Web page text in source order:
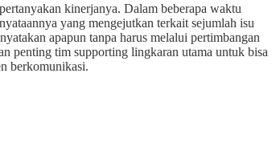
kinerjanya. Dalam beberapa waktu
yang mengejutkan terkait sejumlah isu
apapun tanpa harus melalui pertimbangan
penting tim supporting lingkaran utama untuk bisa
berkomunikasi.